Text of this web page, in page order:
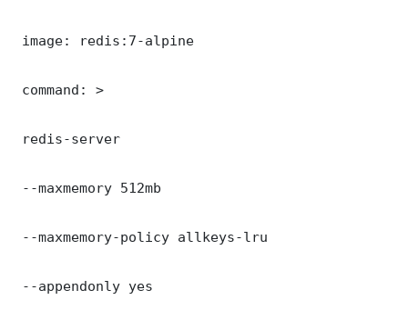
image: redis:7-alpine
command: >
redis-server
--maxmemory 512mb
--maxmemory-policy allkeys-lru
--appendonly yes